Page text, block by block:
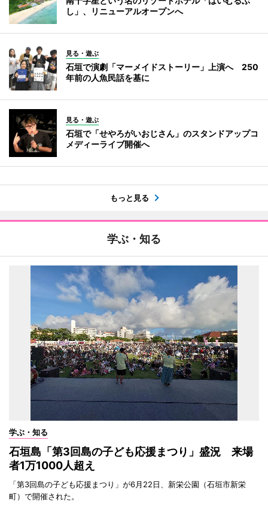
し」、リニューアルオープンへ
見る・遊ぶ
石垣で演劇「マーメイドストーリー」上演へ 250
年前の人魚民話を基に
見る・遊ぶ
石垣で「せやろがいおじさん」のスタンドアップコ
メディーライブ開催へ
もっと見る
学ぶ・知る
学ぶ・知る
石垣島「第3回島の子ども応援まつり」盛況 来場
者1万1000人超え
「第3回島の子ども応援まつり」が6月22日、新栄公園（石垣市新栄
町）で開催された。